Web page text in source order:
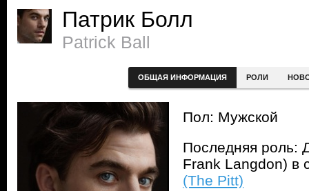
Патрик Болл
Patrick Ball
ОБЩАЯ ИНФОРМАЦИЯ РОЛИ
Пол: Мужской
Последняя роль:
Frank Langdon) в
(The Pitt)